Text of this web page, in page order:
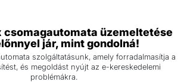
csomagautomata üzemeltetése
jár, mint gondolná!
szolgáltatásunk, amely forradalmasítja a
és megoldást nyújt az e-kereskedelemi
problémákra.